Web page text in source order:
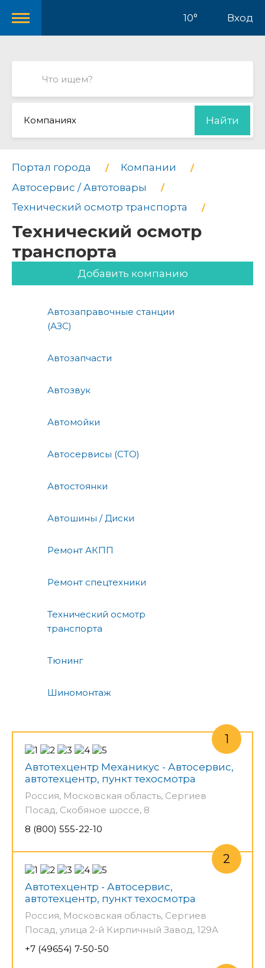
10° Вход
Компаниях Найти
Портал города
Компании
Автосервис / Автотовары
Технический осмотр транспорта
Технический осмотр
транспорта
Добавить компанию
Автозаправочные станции
(АЗС)
Автозапчасти
Автозвук
Автомойки
Автосервисы (СТО)
Автостоянки
Автошины / Диски
Ремонт АКПП
Ремонт спецтехники
Технический осмотр
транспорта
Тюнинг
Шиномонтаж
Автотехцентр Механикус - Автосервис,
автотехцентр, пункт техосмотра
Россия, Московская область, Сергиев
Посад, Скобяное шоссе, 8
8 (800) 555-22-10
Автотехцентр - Автосервис,
автотехцентр, пункт техосмотра
Россия, Московская область, Сергиев
Посад, улица 2-й Кирпичный Завод, 129А
+7 (49654) 7-50-50